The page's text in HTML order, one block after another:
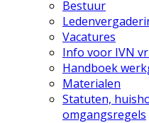
Bestuur
Vacatures
Info voor IVN
Handboek
Materialen
Statuten,
omgangsregels